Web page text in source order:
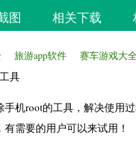
图 相关下载
旅游app软件 赛车游戏大
具
手机root的工具，解决使用
需要的用户可以来试用！